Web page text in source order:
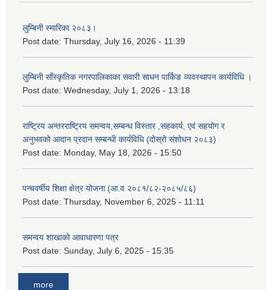
लुम्बिनी स्मारिका २०८३।
Post date: Thursday, July 16, 2026 - 11:39
लुम्बिनी साँस्कृतिक नगरपालिकाका सवारी साधन पार्किङ व्यवस्थापन कार्यविधि ।
Post date: Wednesday, July 1, 2026 - 13:18
राष्ट्रिय अन्तरराष्ट्रिय समन्वय,सम्बन्ध विस्तार ,सहकार्य, एवं सहयोग र
अनुभवको आदान प्रदान सम्बन्धी कार्यविधि (दोस्रो संशोधन २०८३)
Post date: Monday, May 18, 2026 - 15:50
पन्चवर्षीय शिक्षा क्षेत्र योजना (आ.व २०८१/८२-२०८५/८६)
Post date: Thursday, November 6, 2025 - 11:11
समन्वय शाखाको आवाधारणा पत्र
Post date: Sunday, July 6, 2025 - 15:35
more